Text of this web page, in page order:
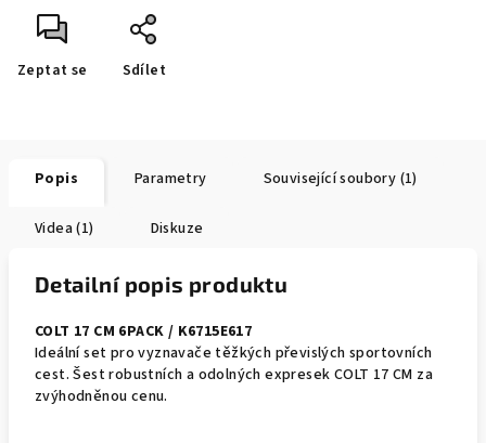
Zeptat se Sdílet
Popis Parametry Související soubory (1)
Videa (1) Diskuze
Detailní popis produktu
COLT 17 CM 6PACK / K6715E617
Ideální set pro vyznavače těžkých převislých sportovních
cest. Šest robustních a odolných expresek COLT 17 CM za
zvýhodněnou cenu.